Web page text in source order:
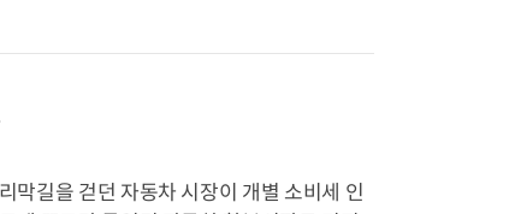
막길을 걷던 자동차 시장이 개별 소비세 인